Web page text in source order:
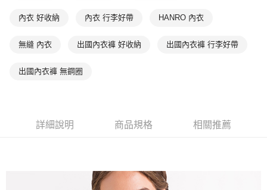
內衣 好收納 內衣 行李好帶 HANRO 內衣
無縫 內衣 出國內衣褲 好收納 出國內衣褲 行李好帶
出國內衣褲 無鋼圈
詳細說明 商品規格 相關推薦